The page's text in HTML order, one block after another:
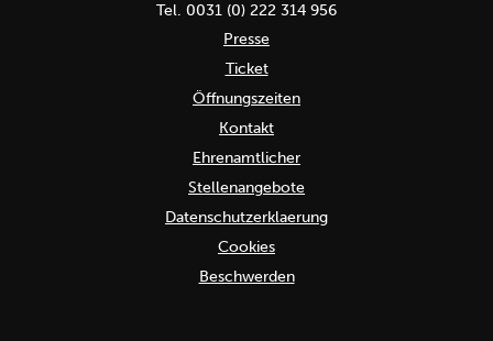
Tel. 0031 (0) 222 314 956
Presse
Ticket
Öffnungszeiten
Kontakt
Ehrenamtlicher
Stellenangebote
Datenschutzerklaerung
Cookies
Beschwerden